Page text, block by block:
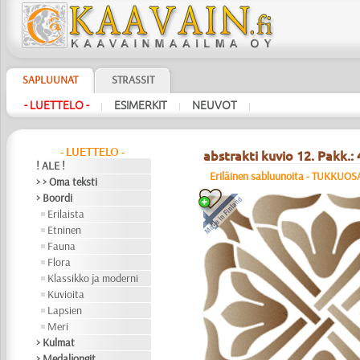
SAPLUUNAT STRASSIT
- LUETTELO - | ESIMERKIT | NEUVOT |
- LUETTELO -
! ALE !
> > Oma teksti
> Boordi
Erilaista
Etninen
Fauna
Flora
Klassikko ja moderni
Kuvioita
Lapsien
Meri
> Kulmat
abstrakti kuvio 12. Pakk.:
Eriläinen sabluunoita -